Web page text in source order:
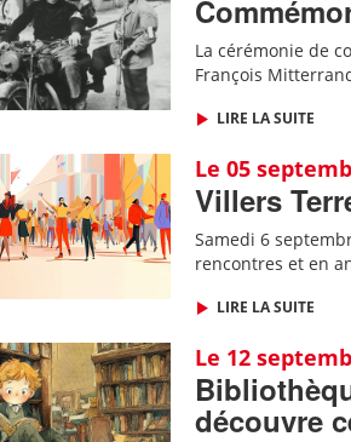
La cérémonie de
François
LIRE LA SUITE
Le 05
Villers
Samedi 6
rencontres et en
LIRE LA SUITE
Le 12
découvre